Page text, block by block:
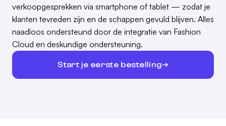
verkoopgesprekken via smartphone of tablet — zodat je
klanten tevreden zijn en de schappen gevuld blijven. Alles
naadloos ondersteund door de integratie van Fashion
Cloud en deskundige ondersteuning.
Start je eerste bestelling